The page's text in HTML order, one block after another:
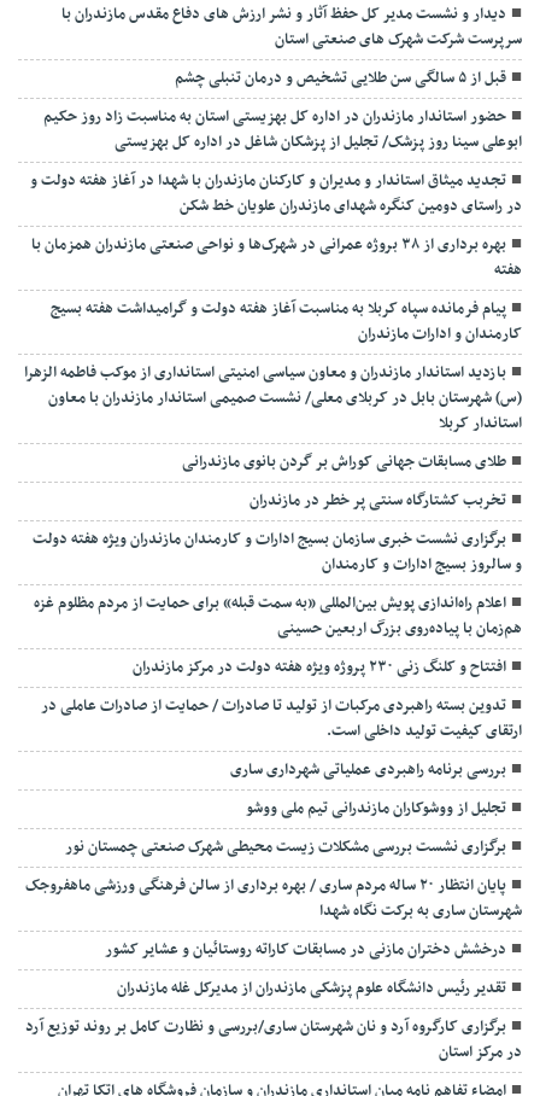
دیدار و نشست مدیر کل حفظ آثار و نشر ارزش های دفاع مقدس مازندران با
سرپرست شرکت شهرک های صنعتی استان
قبل از ۵ سالگی سن طلایی تشخیص و درمان تنبلی چشم
حضور استاندار مازندران در اداره کل بهزیستی استان به مناسبت زاد روز حکیم
ابوعلی سینا روز پزشک/ تجلیل از پزشکان شاغل در اداره کل بهزیستی
تجدید میثاق استاندار و مدیران و کارکنان مازندران با شهدا در آغاز هفته دولت و
در راستای دومین کنگره شهدای مازندران علویان خط شکن
بهره برداری از ۳۸ بروژه عمرانی در شهرک‌ها و نواحی صنعتی مازندران همزمان با
هفته
پیام فرمانده سپاه کربلا به مناسبت آغاز هفته دولت و گرامیداشت هفته بسیج
کارمندان و ادارات مازندران
بازدید استاندار مازندران و معاون سیاسی امنیتی استانداری از موکب فاطمه الزهرا
(س) شهرستان بابل در کربلای معلی/ نشست صمیمی استاندار مازندران با معاون
استاندار کربلا
طلای مسابقات جهانی کوراش بر گردن بانوی مازندرانی
تخربب کشتارگاه سنتی پر خطر در مازندران
برگزاری نشست خبری سازمان بسیج ادارات و کارمندان مازندران ویژه هفته دولت
و سالروز بسیج ادارات و کارمندان
اعلام راه‌اندازی پویش بین‌المللی «به سمت قبله» برای حمایت از مردم مظلوم غزه
هم‌زمان با پیاده‌روی بزرگ اربعین حسینی
افتتاح و کلنگ زنی ۲۳۰ پروژه ویژه هفته دولت در مرکز مازندران
تدوین بسته راهبردی مرکبات از تولید تا صادرات / حمایت از صادرات عاملی در
ارتقای کیفیت تولید داخلی است.
بررسی برنامه راهبردی عملیاتی شهرداری ساری
تجلیل از ووشوکاران مازندرانی تیم ملی ووشو
برگزاری نشست بررسی مشکلات زیست محیطی شهرک صنعتی چمستان نور
پایان انتظار ۲۰ ساله مردم ساری / بهره برداری از سالن فرهنگی ورزشی ماهفروجک
شهرستان ساری به برکت نگاه شهدا
درخشش دختران مازنی در مسابقات کاراته روستائیان و عشایر کشور
تقدیر رئیس دانشگاه علوم پزشکی مازندران از مدیرکل غله مازندران
برگزاری کارگروه آرد و نان شهرستان ساری/بررسی و نظارت کامل بر روند توزیع آرد
در مرکز استان